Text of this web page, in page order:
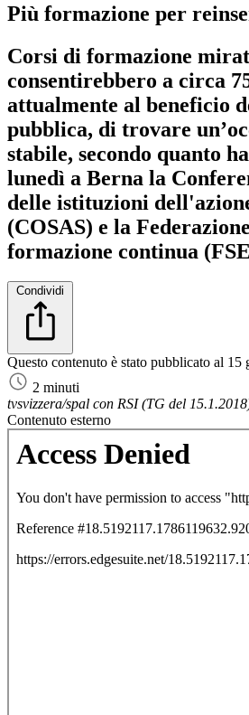
Più formazione per
Corsi di formazione
consentirebbero a circa
attualmente al beneficio
pubblica, di trovare
stabile, secondo quanto
lunedì a Berna la
delle istituzioni
(COSAS) e la
formazione continua
Condividi
Questo contenuto è stato pubblicato al 15
2 minuti
tvsvizzera/spal con RSI (TG del
Contenuto esterno